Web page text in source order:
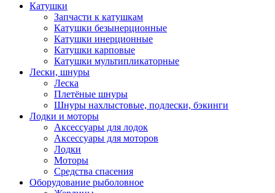
Катушки
Запчасти к катушкам
Катушки безынерционные
Катушки инерционные
Катушки карповые
Катушки мультипликаторные
Лески, шнуры
Леска
Плетёные шнуры
Шнуры нахлыстовые, подлески, бэкинги
Лодки и моторы
Аксессуары для лодок
Аксессуары для моторов
Лодки
Моторы
Средства спасения
Оборудование рыболовное